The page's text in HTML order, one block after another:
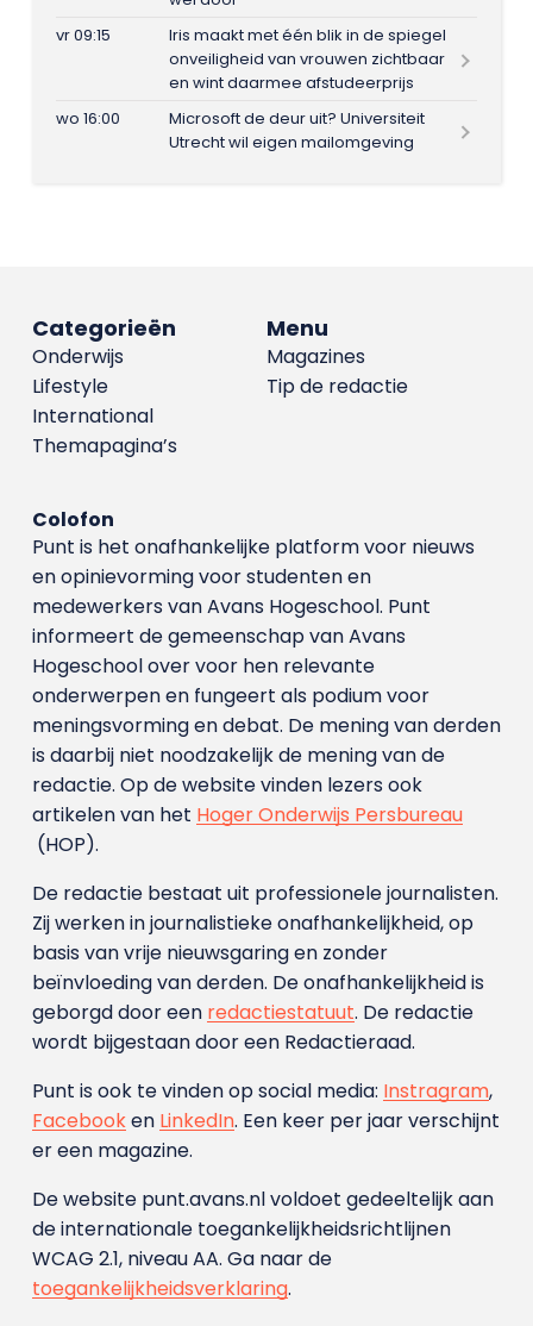
vr 09:15
Iris maakt met één blik in de spiegel
onveiligheid van vrouwen zichtbaar
en wint daarmee afstudeerprijs
wo 16:00
Microsoft de deur uit? Universiteit
Utrecht wil eigen mailomgeving
Menu
Magazines
Tip de redactie
Categorieën
Onderwijs
Lifestyle
International
Themapagina’s
Colofon
Punt is het onafhankelijke platform voor nieuws
en opinievorming voor studenten en
medewerkers van Avans Hoge­school. Punt
informeert de gemeenschap van Avans
Hogeschool over voor hen relevante
onderwerpen en fungeert als podium voor
meningsvorming en debat. De mening van derden
is daarbij niet noodzakelijk de mening van de
redactie. Op de website vinden lezers ook
artikelen van het Hoger Onderwijs Persbureau
(HOP).
De redactie bestaat uit professionele journalisten.
Zij werken in journalistieke onafhankelijkheid, op
basis van vrije nieuwsgaring en zonder
beïnvloeding van derden. De onafhankelijkheid is
geborgd door een redactiestatuut. De redactie
wordt bijgestaan door een Redactieraad.
Punt is ook te vinden op social media: Instragram,
Facebooken LinkedIn. Een keer per jaar verschijnt
er een magazine.
De website punt.avans.nl voldoet gedeeltelijk aan
de internationale toegankelijkheidsrichtlijnen
WCAG 2.1, niveau AA. Ga naar de
toegankelijkheidsverklaring.